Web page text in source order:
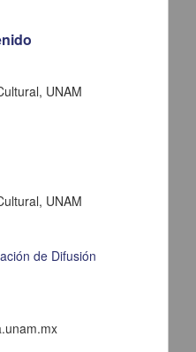
de Difusión Cultural,
UNAM
UNAM
de Difusión